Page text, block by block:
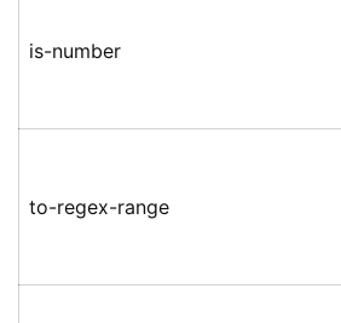
is-number
to-regex-range